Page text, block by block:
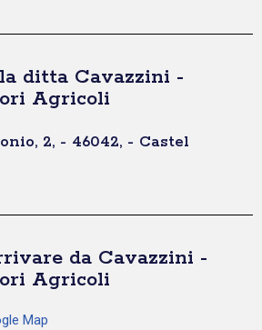
ditta Cavazzini -
Agricoli
2, - 46042, - Castel
da Cavazzini -
Agricoli
Map